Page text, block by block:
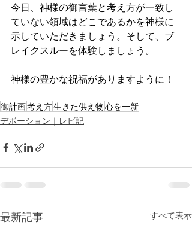
今日、神様の御言葉と考え方が一致し
ていない領域はどこであるかを神様に
示していただきましょう。そして、ブ
レイクスルーを体験しましょう。
神様の豊かな祝福がありますように！
御計画考え方生きた供え物心を一新
デボーション｜レビ記
最新記事 すべて表示